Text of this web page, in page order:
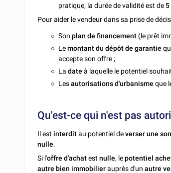
pratique, la durée de validité est de
Pour aider le vendeur dans sa prise de
Sonplan de financement (le prêt
Lemontant du dépôt de garantie
accepte son offre ;
La date à laquelle le potentiel
Lesautorisations d'urbanismeque
Qu'est-ce qui n'est pas
Il est interditau potentiel deverser une
nulle.
Si l'offre d'achatestnulle, lepotentiel
autre bien immobilierauprès d'unautre